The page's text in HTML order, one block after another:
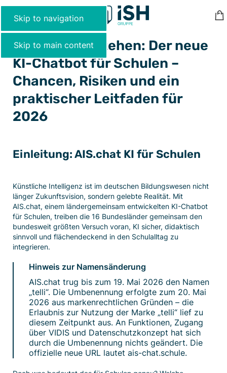
Skip to navigation
Skip to main content
MENU
AIS.chat verstehen: Der neue
KI-Chatbot für Schulen –
Chancen, Risiken und ein
praktischer Leitfaden für
2026
Einleitung: AIS.chat KI für Schulen
Künstliche Intelligenz ist im deutschen Bildungswesen nicht
länger Zukunftsvision, sondern gelebte Realität. Mit
AIS.chat, einem ländergemeinsam entwickelten KI-Chatbot
für Schulen, treiben die 16 Bundesländer gemeinsam den
bundesweit größten Versuch voran, KI sicher, didaktisch
sinnvoll und flächendeckend in den Schulalltag zu
integrieren.
Hinweis zur Namensänderung
AIS.chat trug bis zum 19. Mai 2026 den Namen
„telli“. Die Umbenennung erfolgte zum 20. Mai
2026 aus markenrechtlichen Gründen – die
Erlaubnis zur Nutzung der Marke „telli“ lief zu
diesem Zeitpunkt aus. An Funktionen, Zugang
über VIDIS und Datenschutzkonzept hat sich
durch die Umbenennung nichts geändert. Die
offizielle neue URL lautet ais-chat.schule.